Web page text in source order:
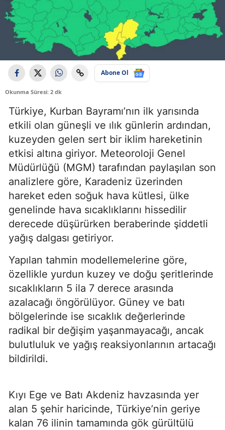
Abone Ol
Okunma Süresi: 2 dk
Türkiye, Kurban Bayramı’nın ilk yarısında
etkili olan güneşli ve ılık günlerin ardından,
kuzeyden gelen sert bir iklim hareketinin
etkisi altına giriyor. Meteoroloji Genel
Müdürlüğü (MGM) tarafından paylaşılan son
analizlere göre, Karadeniz üzerinden
hareket eden soğuk hava kütlesi, ülke
genelinde hava sıcaklıklarını hissedilir
derecede düşürürken beraberinde şiddetli
yağış dalgası getiriyor.
Yapılan tahmin modellemelerine göre,
özellikle yurdun kuzey ve doğu şeritlerinde
sıcaklıkların 5 ila 7 derece arasında
azalacağı öngörülüyor. Güney ve batı
bölgelerinde ise sıcaklık değerlerinde
radikal bir değişim yaşanmayacağı, ancak
bulutluluk ve yağış reaksiyonlarının artacağı
bildirildi.
Kıyı Ege ve Batı Akdeniz havzasında yer
alan 5 şehir haricinde, Türkiye’nin geriye
kalan 76 ilinin tamamında gök gürültülü